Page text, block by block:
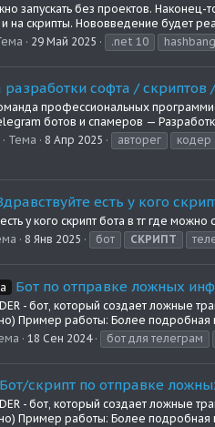
запускать без проектов.
и на скрипты. Нововведение будет
29 Май 2025 .net 10 hashbang
софта / скриптов /
профессиональных
ботов и спамеров —
Тема 8 Апр 2025 авторег кодер
есть у кого
у кого скрипт бота в тг где
8 Янв 2025 бот СКРИПТ
Бот по отправке ложных
- бот, который создает ложные
Пример работы: Более подробная
18 Сен 2024 бот для телеграм
Бот/скрипт по отправке
- бот, который создает ложные
Пример работы: Более подробная